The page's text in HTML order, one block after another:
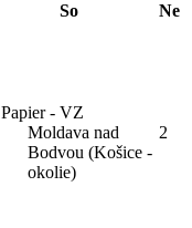
So Ne
Papier - VZ
Moldava nad
Bodvou (Košice -
okolie)
2